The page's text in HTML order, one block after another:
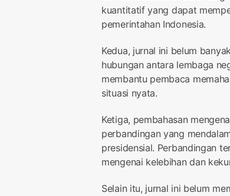
kuantitatif yang dapat
pemerintahan Indonesia.
Kedua, jurnal ini belum
hubungan antara lembaga
membantu pembaca
situasi nyata.
Ketiga, pembahasan
perbandingan yang
presidensial. Perbandingan
mengenai kelebihan dan
Selain itu, jurnal ini belum